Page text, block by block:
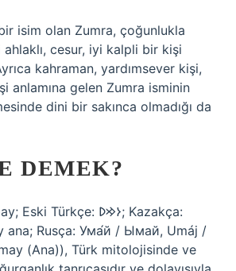
isim olan Zumra, çoğunlukla
ahlaklı, cesur, iyi kalpli bir kişi
kahraman, yardımsever kişi,
anlamına gelen Zumra isminin
dini bir sakınca olmadığı da
DEMEK?
𐰆𐰢𐰖; Kazakça:
ana; Rusça: Ума́й / Ымай, Umáj /
(Ana)), Türk mitolojisinde ve